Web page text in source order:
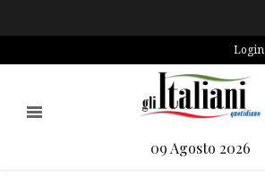
Login
09 Agosto 2026